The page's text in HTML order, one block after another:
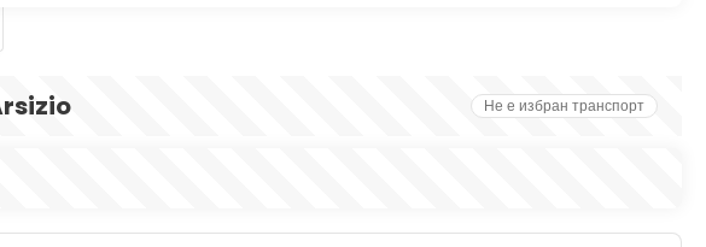
Не е избран транспорт